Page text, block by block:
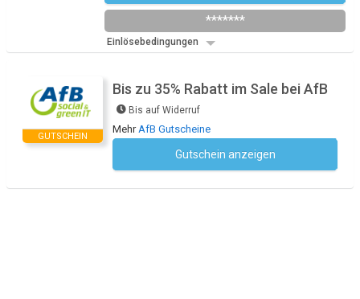
*******
Einlösebedingungen
GUTSCHEIN
Bis zu 35% Rabatt im Sale bei AfB
Bis auf Widerruf
MehrAfB Gutscheine
Gutschein anzeigen